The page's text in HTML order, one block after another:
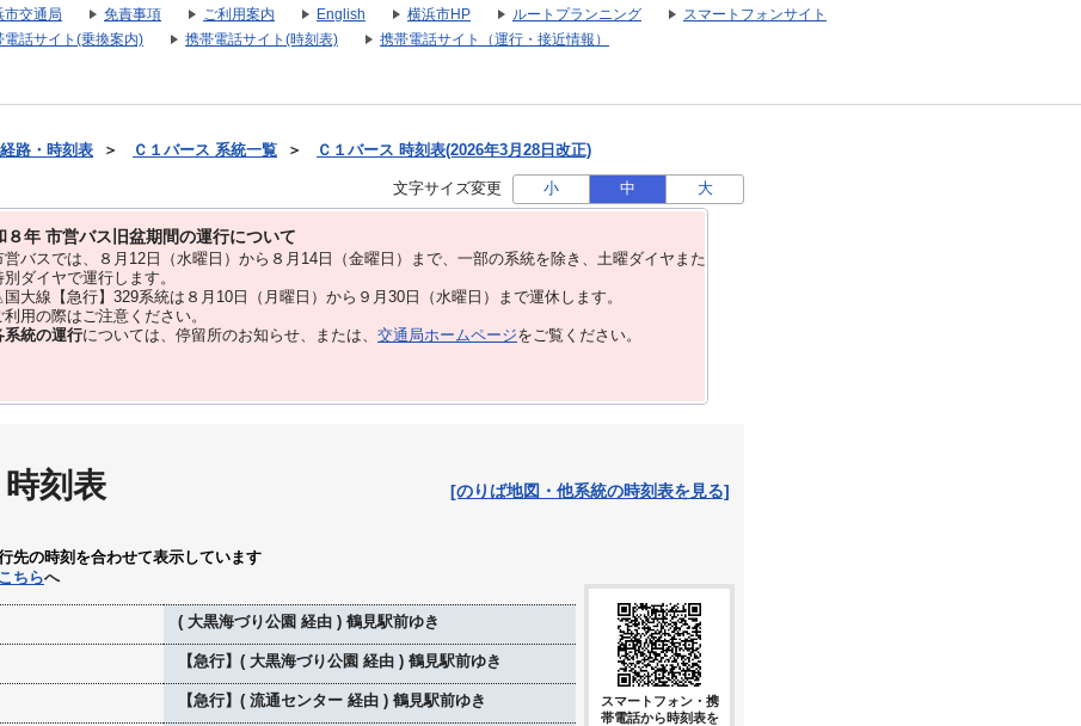
市交通局 免責事項 ご利用案内 English 横浜市HP ルートプランニング
スマートフォンサイト
電話サイト(乗換案内)
携帯電話サイト(時刻表) 携帯電話サイト（運行・接近情報）
経路・時刻表 ＞ Ｃ１バース 系統一覧 ＞ Ｃ１バース 時刻表(2026年3月28日改正)
文字サイズ変更 小 中 大
８年 市営バス旧盆期間の運行について
バスでは、８⽉12⽇（水曜日）から８⽉14⽇（金曜日）まで、⼀部の系統を除き、⼟曜ダイヤまた
別ダイヤで運⾏します。
大線【急行】329系統は８月10日（月曜日）から９月30日（水曜日）まで運休します。
用の際はご注意ください。
系統の運行については、停留所のお知らせ、または、 交通局ホームページをご覧ください。
刻表 [のりば地図・他系統の時刻表を見る]
先の時刻を合わせて表示しています
こちらへ
( 大黒海づり公園 経由 ) 鶴見駅前ゆき
【急行】( 大黒海づり公園 経由 ) 鶴見駅前ゆき
【急行】( 流通センター 経由 ) 鶴見駅前ゆき
スマートフォン・携
帯電話から時刻表を